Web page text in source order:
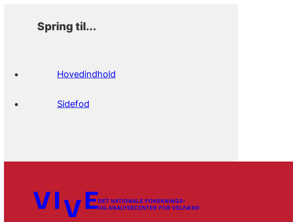
Spring til...
Hovedindhold
Sidefod